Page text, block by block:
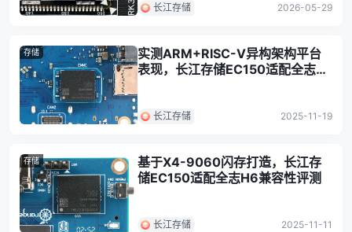
长江存储 2026-05-29
存储
实测ARM+RISC-V异构架构平台
表现，长江存储EC150适配全志
长江存储 2025-11-19
存储
基于X4-9060闪存打造，长江存
储EC150适配全志H6兼容性评测
长江存储 2025-11-11